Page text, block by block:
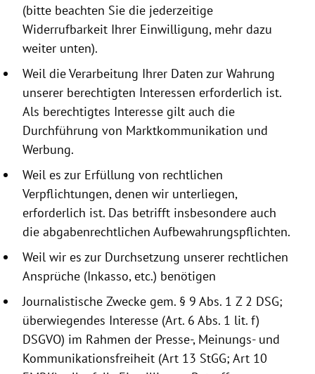
(bitte beachten Sie die jeder­zeitige
Widerrufbarkeit Ihrer Einwilligung, mehr dazu
weiter unten).
Weil die Verarbeitung Ihrer Daten zur Wahrung
unserer berechtigten Interessen erforderlich ist.
Als berechtigtes Interesse gilt auch die
Durchführung von Marktkommunikation und
Werbung.
Weil es zur Erfüllung von rechtlichen
Verpflichtungen, denen wir unterliegen,
erforderlich ist. Das betrifft insbesondere auch
die abgabenrechtlichen Aufbewahrungspflichten.
Weil wir es zur Durchsetzung unserer rechtlichen
Ansprüche (Inkasso, etc.) benötigen
Journalistische Zwecke gem. § 9 Abs. 1 Z 2 DSG;
überwiegendes Interesse (Art. 6 Abs. 1 lit. f)
DSGVO) im Rahmen der Presse-, Meinungs- und
Kommunikationsfreiheit (Art 13 StGG; Art 10